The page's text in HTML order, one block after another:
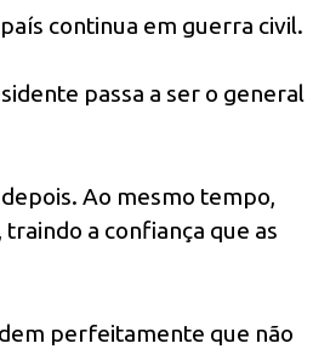
continua em guerra civil.
passa a ser o general
Ao mesmo tempo,
a confiança que as
perfeitamente que não